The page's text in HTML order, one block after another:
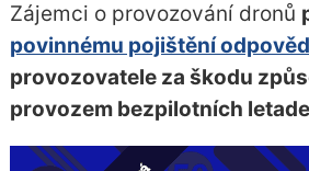
Zájemci o provozování dronů
povinnému pojištění
provozovatele za škodu
provozem bezpilotních